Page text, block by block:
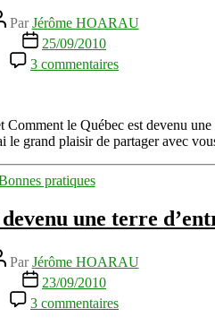
ParJérôme HOARAU
Date
de
l’article
25/09/2010
3 commentaires
Interview
Martin
du
et
Québec
le Québec est devenu
le grand plaisir de partager avec
Catégories
pratiques
une terre
ParJérôme HOARAU
Date
de
l’article
23/09/2010
3 commentaires
Comment